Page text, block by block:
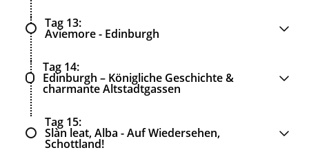
Tag 13
Aviemore - Edinburgh
Tag 14
Edinburgh – Königliche Geschichte &
charmante Altstadtgassen
Tag 15
Slàn leat, Alba - Auf Wiedersehen,
Schottland!